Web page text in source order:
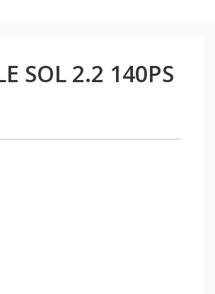
SOL 2.2 140PS